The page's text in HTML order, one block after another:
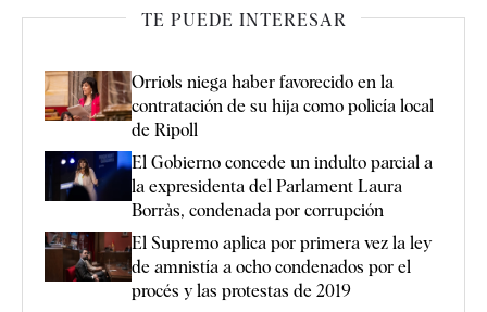
TE PUEDE INTERESAR
Orriols niega haber favorecido en la
contratación de su hija como policía local
de Ripoll
El Gobierno concede un indulto parcial a
la expresidenta del Parlament Laura
Borràs, condenada por corrupción
El Supremo aplica por primera vez la ley
de amnistía a ocho condenados por el
procés y las protestas de 2019